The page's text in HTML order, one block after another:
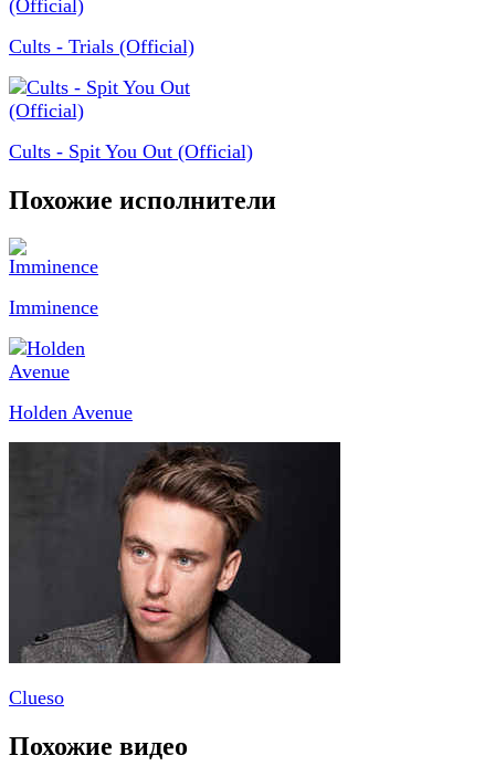
Cults - Trials (Official)
Cults - Spit You Out (Official)
Похожие исполнители
Imminence
Holden Avenue
Clueso
Похожие видео